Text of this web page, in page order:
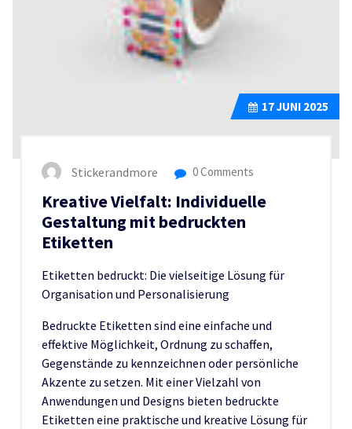
17JUNI 2025
Stickerandmore 0 Comments
Kreative Vielfalt: Individuelle
Gestaltung mit bedruckten
Etiketten
Etiketten bedruckt: Die vielseitige Lösung für
Organisation und Personalisierung
Bedruckte Etiketten sind eine einfache und
effektive Möglichkeit, Ordnung zu schaffen,
Gegenstände zu kennzeichnen oder persönliche
Akzente zu setzen. Mit einer Vielzahl von
Anwendungen und Designs bieten bedruckte
Etiketten eine praktische und kreative Lösung für